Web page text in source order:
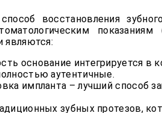
восстановления
являются:
основание интегрируется в
аутентичные.
импланта – лучший способ
зубных протезов,